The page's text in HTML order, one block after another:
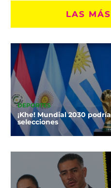
LAS
DEPORTES
¡Khe! Mundial 2030
selecciones